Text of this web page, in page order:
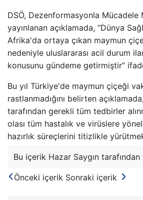
DSÖ, Dezenformasyonla Mücadele
yayınlanan açıklamada, “Dünya
Afrika'da ortaya çıkan maymun
nedeniyle uluslararası acil durum
konusunu gündeme getirmiştir”
Bu yıl Türkiye'de maymun çiçeği
rastlanmadığını belirten
tarafından gerekli tüm tedbirler
olası tüm hastalık ve virüslere
hazırlık süreçlerini titizlikle
Bu içerik Hazar Saygın tarafından
Önceki içerik Sonraki içerik